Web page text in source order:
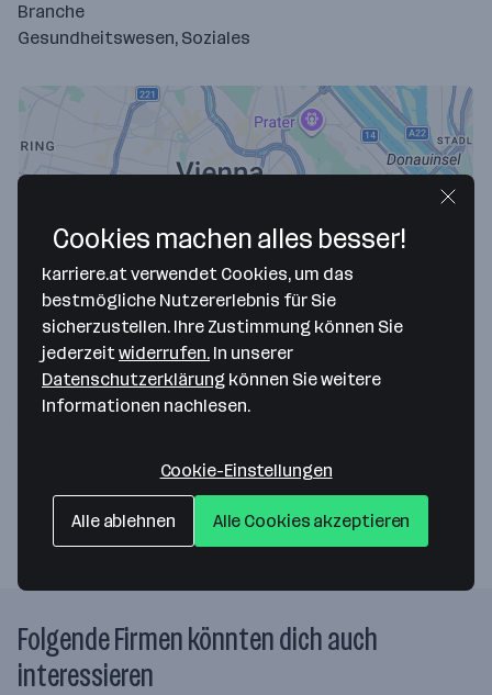
Branche
Gesundheitswesen, Soziales
Map data ©2026 Google
Mikroskopzahnarzt DDr. KLaus Kotschy
Goldeggasse 2/4
Folgende Firmen könnten dich auch
interessieren
Cookies machen alles besser!
karriere.at verwendet Cookies, um das
bestmögliche Nutzererlebnis für Sie
sicherzustellen. Ihre Zustimmung können Sie
jederzeit widerrufen. In unserer
Datenschutzerklärung können Sie weitere
Informationen nachlesen.
Cookie-Einstellungen
Alle ablehnen Alle Cookies akzeptieren